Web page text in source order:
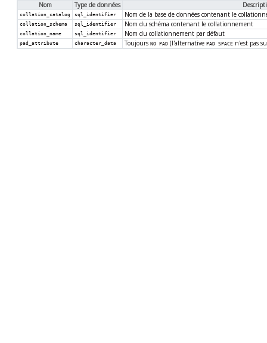
Nom Type de données
collation_catalog sql_identifier Nom de la base de données contenant le
collation_schema sql_identifier Nom du schéma contenant le collationnement
collation_name sql_identifier Nom du collationnement par défaut
pad_attribute character_data Toujours NO PAD(l'alternative PAD SPACEn'est pas